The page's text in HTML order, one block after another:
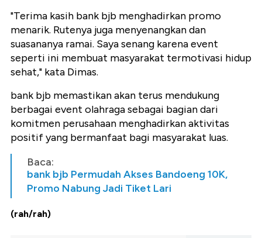
"Terima kasih bank bjb menghadirkan promo
menarik. Rutenya juga menyenangkan dan
suasananya ramai. Saya senang karena event
seperti ini membuat masyarakat termotivasi hidup
sehat," kata Dimas.
bank bjb memastikan akan terus mendukung
berbagai event olahraga sebagai bagian dari
komitmen perusahaan menghadirkan aktivitas
positif yang bermanfaat bagi masyarakat luas.
Baca:
bank bjb Permudah Akses Bandoeng 10K,
Promo Nabung Jadi Tiket Lari
(rah/rah)